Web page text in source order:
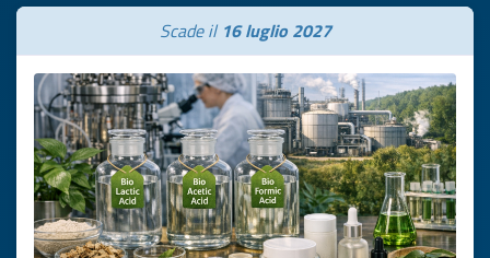
Scade il 16 luglio 2027